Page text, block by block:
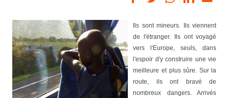
Ils sont mineurs. Ils viennent
de l'étranger. Ils ont voyagé
vers l'Europe, seuls, dans
l'espoir d'y construire une vie
meilleure et plus sûre. Sur la
route, ils ont bravé de
nombreux dangers. Arrivés